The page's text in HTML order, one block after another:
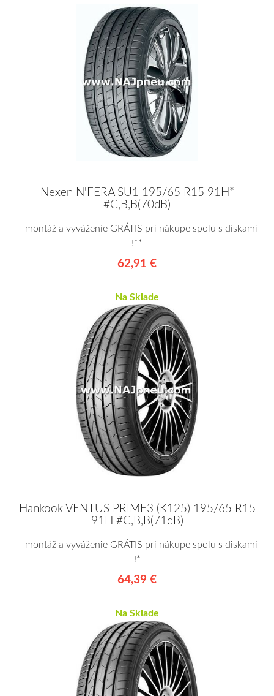
Nexen N'FERA SU1 195/65 R15 91H*
#C,B,B(70dB)
+ montáž a vyváženie GRÁTIS pri nákupe spolu s diskami
!**
62,91 €
Na Sklade
Hankook VENTUS PRIME3 (K125) 195/65 R15
91H #C,B,B(71dB)
+ montáž a vyváženie GRÁTIS pri nákupe spolu s diskami
!*
64,39 €
Na Sklade